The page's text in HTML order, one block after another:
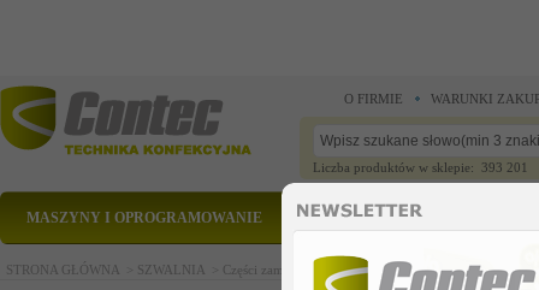
O FIRMIE WARUNKI
Liczba produktów w sklepie: 393 201
MASZYNY I OPROGRAMOWANIE CZĘŚCI ZAMIENNE
STRONA GŁÓWNA > SZWALNIA > Części zamienne do maszyn szwalniczych >Części